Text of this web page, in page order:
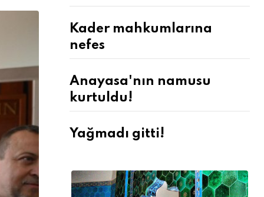
Kader mahkumlarına
nefes
Anayasa'nın namusu
kurtuldu!
Yağmadı gitti!